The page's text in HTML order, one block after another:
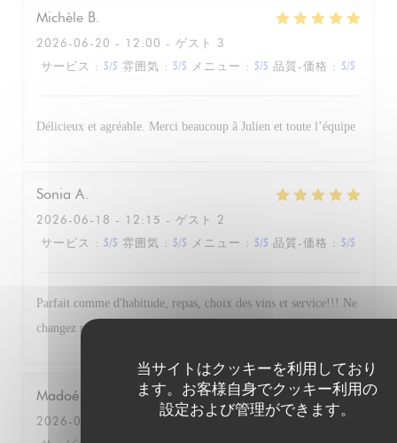
当サイトはクッキーを利用しており
ます。お客様自身でクッキー利用の
設定および管理ができます。
Michèle B
2026-06-20 - 12:00 - ゲスト 3
サービス : 5/5 雰囲気 : 5/5 メニュー : 5/5 品質-価格 : 5/5
Délicieux et agréable. Merci beaucoup â Julien et toute l’équipe
Sonia A
2026-06-18 - 12:15 - ゲスト 2
サービス : 5/5 雰囲気 : 5/5 メニュー : 5/5 品質-価格 : 5/5
Parfait comme d'habitude, repas, choix des vins et service!!! Ne
changez rien. A bientot
Madoé
2026-06-16
- 21:30 - ゲスト 2